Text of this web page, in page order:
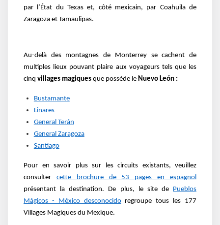
par l’État du Texas et, côté mexicain, par Coahuila de
Zaragoza et Tamaulipas.
Au-delà des montagnes de Monterrey se cachent de
multiples lieux pouvant plaire aux voyageurs tels que les
cinq villages magiques que possède le Nuevo León :
Bustamante
Linares
General Terán
General Zaragoza
Santiago
Pour en savoir plus sur les circuits existants, veuillez
consulter cette brochure de 53 pages en espagnol
présentant la destination.
De plus, le site de
Pueblos
Mágicos - México desconocidoregroupe tous les 177
Villages Magiques du Mexique.